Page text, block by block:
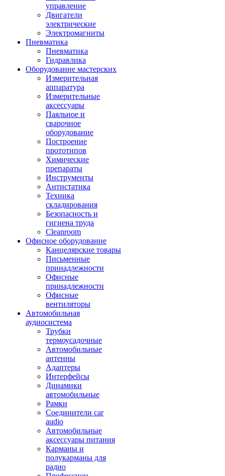
управление
Двигатели
электрические
Электромагниты
Пневматика
Пневматика
Гидравлика
Оборудование мастерских
Измерительная
аппаратура
Измерительные
аксессуары
Паяльное и
сварочное
оборудование
Построение
прототипов
Химические
препараты
Инструменты
Aнтистатика
Техника
складирования
Безопасность и
гигиена труда
Cleanroom
Офисное оборудование
Канцелярские товары
Письменные
принадлежности
Офисные
принадлежности
Офисные
вентиляторы
Автомобильная
аудиосистема
Трубки
термоусадочные
Автомобильные
антенны
Адаптеры
Интерфейсы
Динамики
автомобильные
Рамки
Соединители car
audio
Автомобильные
аксессуары питания
Карманы и
полукарманы для
радио